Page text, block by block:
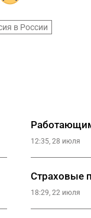
в России
12:35, 28 июля
Страховые
18:29, 22 июля